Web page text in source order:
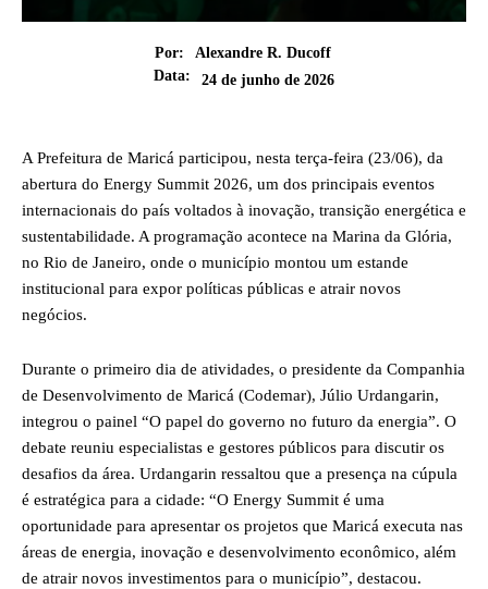
Por:
Alexandre R. Ducoff
Data:
24 de junho de 2026
A Prefeitura de Maricá participou, nesta terça-feira (23/06), da
abertura do Energy Summit 2026, um dos principais eventos
internacionais do país voltados à inovação, transição energética e
sustentabilidade. A programação acontece na Marina da Glória,
no Rio de Janeiro, onde o município montou um estande
institucional para expor políticas públicas e atrair novos
negócios.
Durante o primeiro dia de atividades, o presidente da Companhia
de Desenvolvimento de Maricá (Codemar), Júlio Urdangarin,
integrou o painel “O papel do governo no futuro da energia”. O
debate reuniu especialistas e gestores públicos para discutir os
desafios da área. Urdangarin ressaltou que a presença na cúpula
é estratégica para a cidade: “O Energy Summit é uma
oportunidade para apresentar os projetos que Maricá executa nas
áreas de energia, inovação e desenvolvimento econômico, além
de atrair novos investimentos para o município”, destacou.